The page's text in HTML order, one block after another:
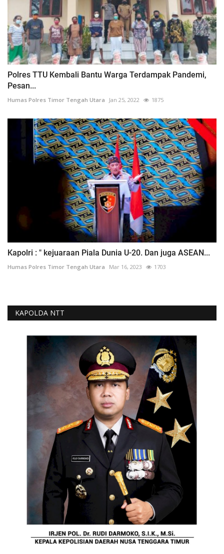
Polres TTU Kembali Bantu Warga Terdampak Pandemi,
Pesan...
Humas Polres Timor Tengah Utara Jan 25, 2022 1875
Kapolri : " kejuaraan Piala Dunia U-20. Dan juga ASEAN...
Humas Polres Timor Tengah Utara Mar 16, 2023 1703
KAPOLDA NTT